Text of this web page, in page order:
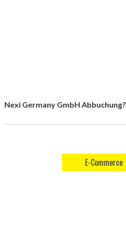
Nexi Germany GmbH Abbuchung?
E-Commerce